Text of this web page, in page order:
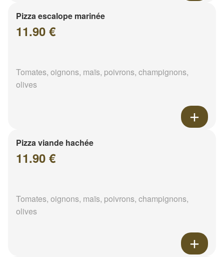
Pizza escalope marinée
11.90 €
Tomates, oignons, maïs, poivrons, champignons,
olives
Pizza viande hachée
11.90 €
Tomates, oignons, maïs, poivrons, champignons,
olives